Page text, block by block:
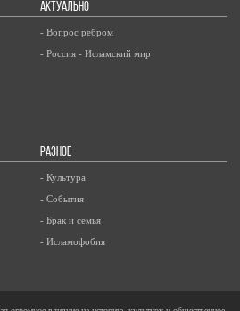
АКТУАЛЬНО
- Вопрос ребром
- Россия - Исламский мир
РАЗНОЕ
- Культура
- События
- Брак и семья
- Исламофобия